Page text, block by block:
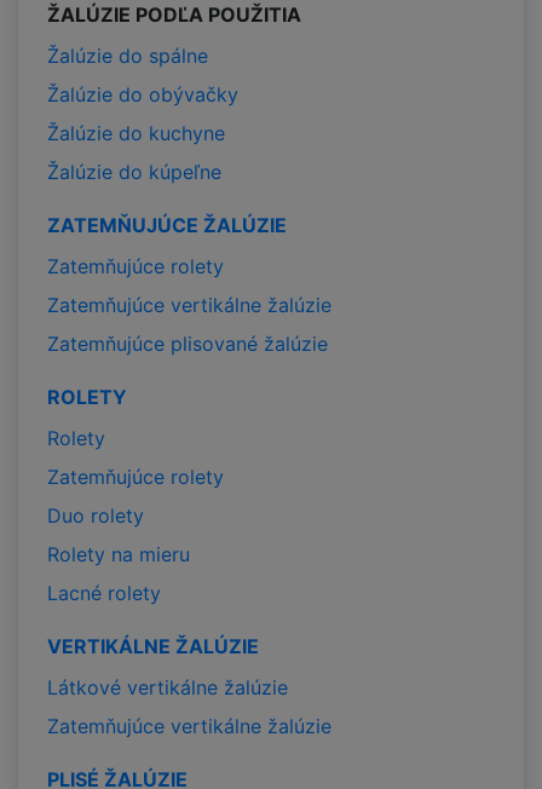
ŽALÚZIE PODĽA POUŽITIA
Žalúzie do spálne
Žalúzie do obývačky
Žalúzie do kuchyne
Žalúzie do kúpeľne
ZATEMŇUJÚCE ŽALÚZIE
Zatemňujúce rolety
Zatemňujúce vertikálne žalúzie
Zatemňujúce plisované žalúzie
ROLETY
Rolety
Zatemňujúce rolety
Duo rolety
Rolety na mieru
Lacné rolety
VERTIKÁLNE ŽALÚZIE
Látkové vertikálne žalúzie
Zatemňujúce vertikálne žalúzie
PLISÉ ŽALÚZIE